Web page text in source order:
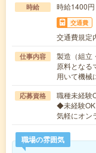
時給 時給1400円
交通費
交通費規定
仕事内容
製造（組立
原料となる
用いて機械
応募資格
職種未経験
◆未経験OK
気軽にオ
職場の雰囲気